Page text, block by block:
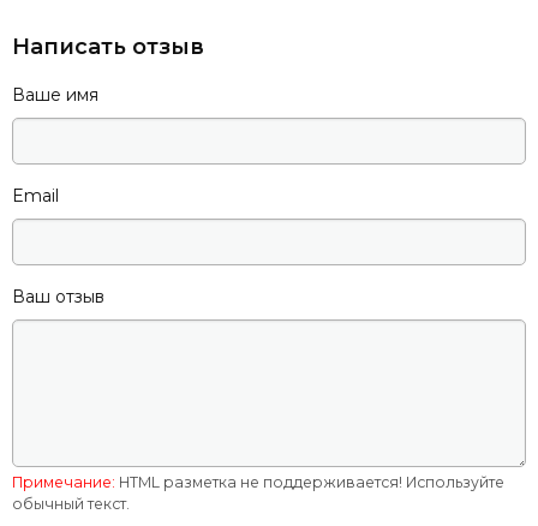
Наличие крыла
Наличие перелива
Объем (м³)
смеситель
Страна происхождения Україна
Написать отзыв
Ваше имя
Email
Ваш отзыв
Примечание: HTML разметка не поддерживается! Используйте
обычный текст.